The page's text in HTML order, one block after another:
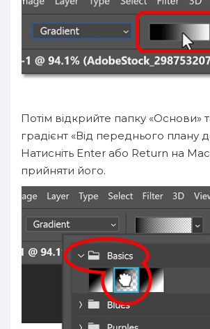
Потім відкрийте папку «Основи»
градієнт «Від переднього плану
Натисніть Enter або Return на
прийняти його.